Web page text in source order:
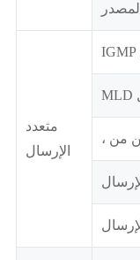
متعدد
الإرسال
من